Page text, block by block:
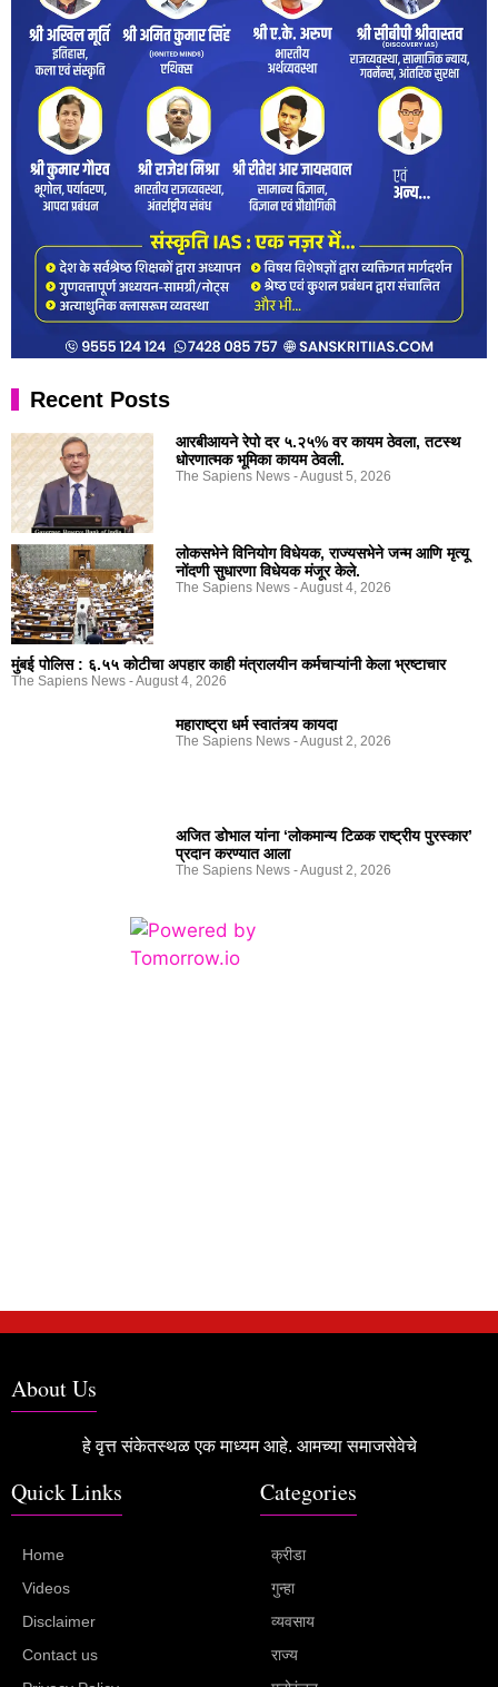
Recent Posts
आरबीआयने रेपो दर ५.२५% वर कायम ठेवला, तटस्थ
धोरणात्मक भूमिका कायम ठेवली.
The Sapiens News August 5, 2026
लोकसभेने विनियोग विधेयक, राज्यसभेने जन्म आणि मृत्यू
नोंदणी सुधारणा विधेयक मंजूर केले.
The Sapiens News August 4, 2026
मुंबई पोलिस : ६.५५ कोटीचा अपहार काही मंत्रालयीन कर्मचाऱ्यांनी केला भ्रष्टाचार
The Sapiens News August 4, 2026
महाराष्ट्रा धर्म स्वातंत्र्य कायदा
The Sapiens News August 2, 2026
अजित डोभाल यांना ‘लोकमान्य टिळक राष्ट्रीय पुरस्कार’
प्रदान करण्यात आला
The Sapiens News August 2, 2026
About Us
हे वृत्त संकेतस्थळ एक माध्यम आहे. आमच्या समाजसेवेचे
Quick Links
Home
Videos
Disclaimer
Contact us
Categories
क्रीडा
गुन्हा
व्यवसाय
राज्य